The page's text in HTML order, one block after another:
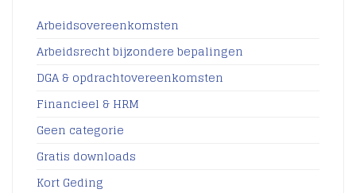
Arbeidsovereenkomsten
Arbeidsrecht bijzondere bepalingen
DGA & opdrachtovereenkomsten
Financieel & HRM
Geen categorie
Gratis downloads
Kort Geding